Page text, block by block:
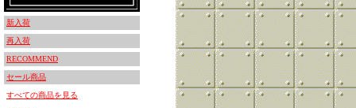
新入荷
再入荷
RECOMMEND
セール商品
すべての商品を見る